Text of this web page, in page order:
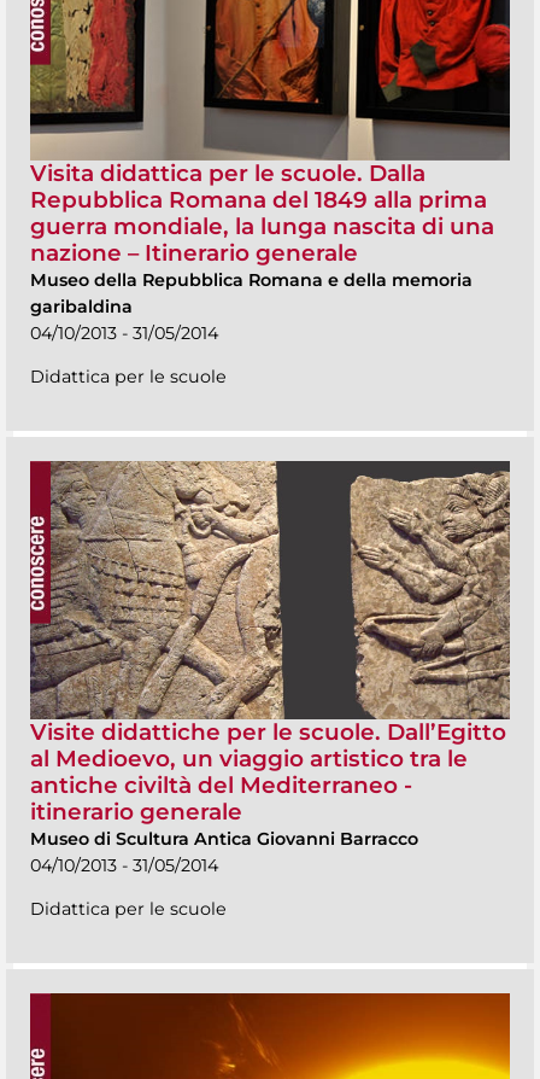
Visita didattica per le scuole. Dalla
Repubblica Romana del 1849 alla prima
guerra mondiale, la lunga nascita di una
nazione – Itinerario generale
Museo della Repubblica Romana e della memoria
garibaldina
04/10/2013 - 31/05/2014
Didattica per le scuole
Visite didattiche per le scuole. Dall’Egitto
al Medioevo, un viaggio artistico tra le
antiche civiltà del Mediterraneo -
itinerario generale
Museo di Scultura Antica Giovanni Barracco
04/10/2013 - 31/05/2014
Didattica per le scuole